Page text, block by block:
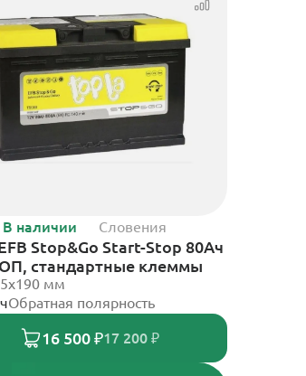
В наличии Словения
Stop&Go Start-Stop 80Ач
стандартные клеммы
мм
Обратная полярность
16 500 ₽17 200 ₽